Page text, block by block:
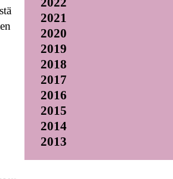
2021
2020
2019
2018
2017
2016
2015
2014
2013